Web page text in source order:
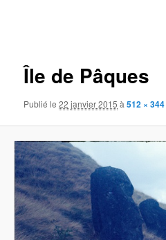
Île de Pâques
Publié le22 janvier 2015 à512 × 344